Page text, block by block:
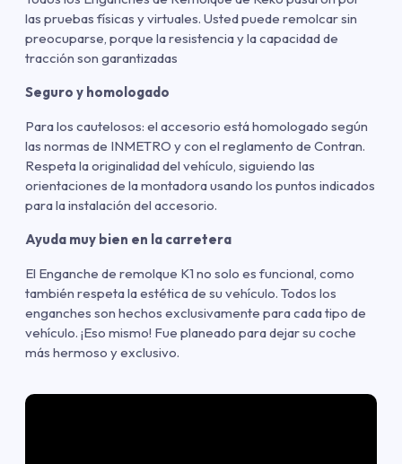
las pruebas físicas y virtuales. Usted puede remolcar sin
preocuparse, porque la resistencia y la capacidad de
tracción son garantizadas
Seguro y homologado
Para los cautelosos: el accesorio está homologado según
las normas de INMETRO y con el reglamento de Contran.
Respeta la originalidad del vehículo, siguiendo las
orientaciones de la montadora usando los puntos indicados
para la instalación del accesorio.
Ayuda muy bien en la carretera
El Enganche de remolque K1 no solo es funcional, como
también respeta la estética de su vehículo. Todos los
enganches son hechos exclusivamente para cada tipo de
vehículo. ¡Eso mismo! Fue planeado para dejar su coche
más hermoso y exclusivo.